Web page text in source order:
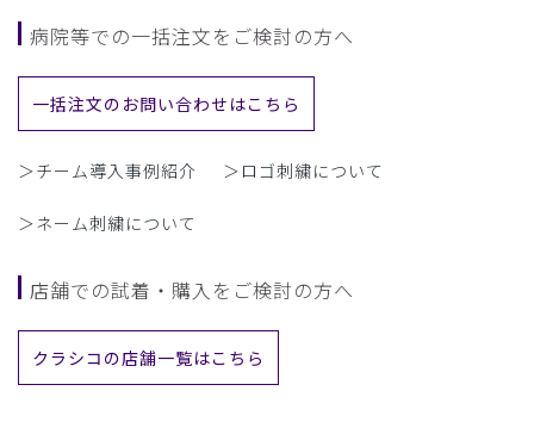
病院等での一括注文をご検討の方へ
一括注文のお問い合わせはこちら
＞チーム導入事例紹介 ＞ロゴ刺繍について
＞ネーム刺繍について
店舗での試着・購入をご検討の方へ
クラシコの店舗一覧はこちら